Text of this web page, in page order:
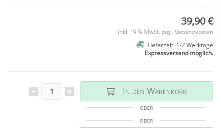
39,90 €
inkl. 19 % MwSt. zzgl. Versandkosten
Lieferzeit: 1-2 Werktage
Expressversand möglich.
In den Warenkorb
ODER
ODER